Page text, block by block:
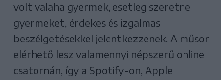
volt valaha gyermek, esetleg szeretne
gyermeket, érdekes és izgalmas
beszélgetésekkel jelentkezzenek. A műsor
elérhető lesz valamennyi népszerű online
csatornán, így a Spotify-on, Apple